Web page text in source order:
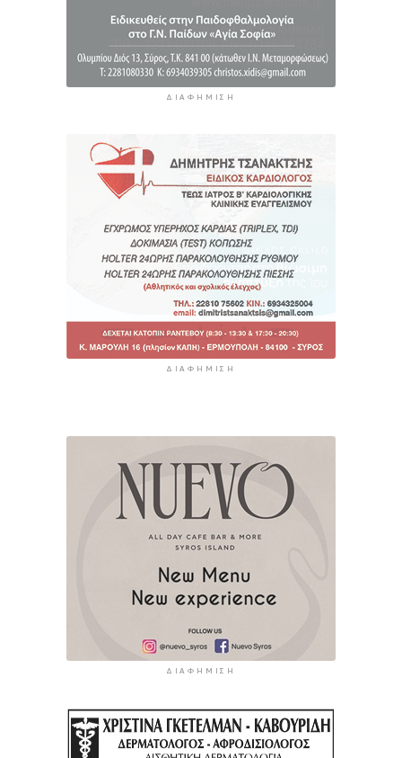
ΔΙΑΦΉΜΙΣΗ
ΔΙΑΦΉΜΙΣΗ
ΔΙΑΦΉΜΙΣΗ